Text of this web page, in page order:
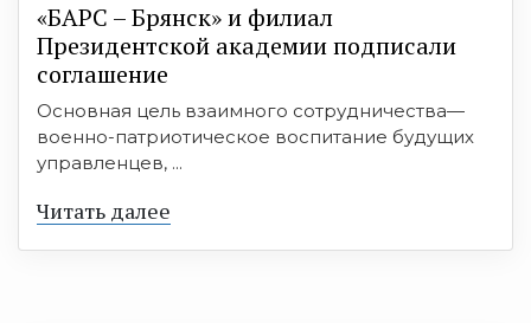
«БАРС – Брянск» и филиал
Президентской академии подписали
соглашение
Основная цель взаимного сотрудничества—
военно-патриотическое воспитание будущих
управленцев, ...
Читать далее